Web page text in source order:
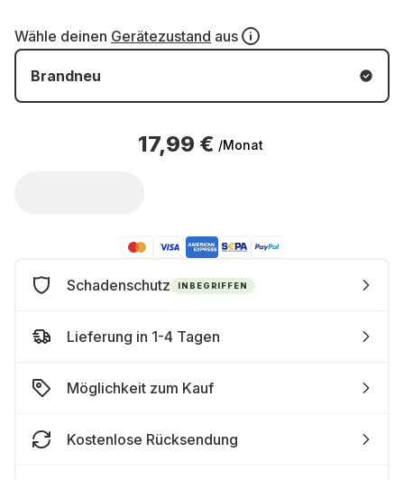
Wähle deinen Gerätezustand aus
Brandneu
17,99 € /Monat
Schadenschutz INBEGRIFFEN
Lieferung in 1-4 Tagen
Möglichkeit zum Kauf
Kostenlose Rücksendung